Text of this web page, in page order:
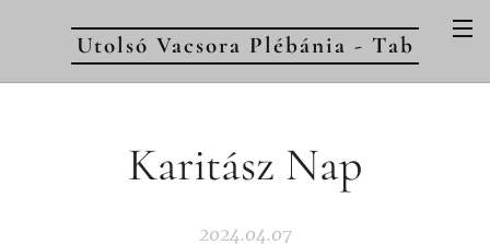
Utolsó Vacsora Plébánia - Tab
Karitász Nap
2024.04.07